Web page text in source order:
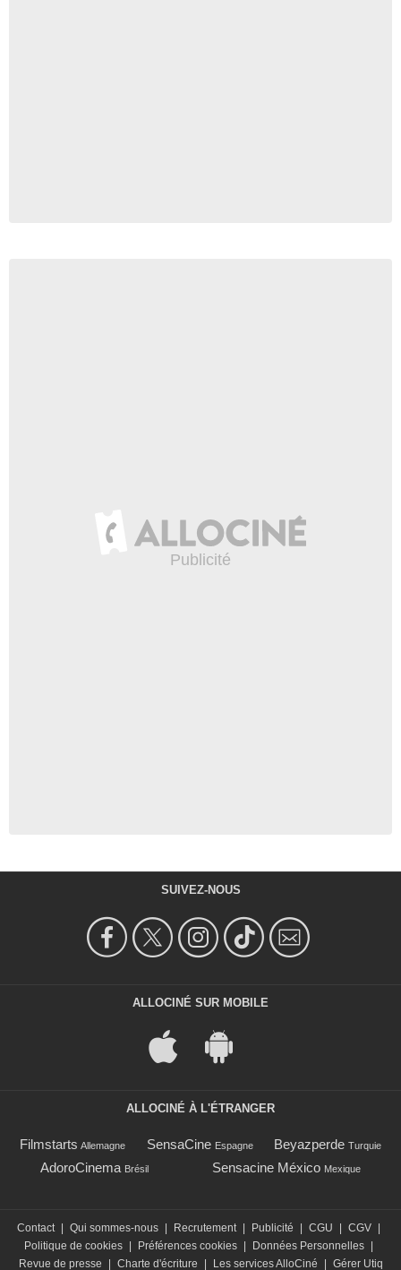
SUIVEZ-NOUS
ALLOCINÉ SUR MOBILE
ALLOCINÉ À L'ÉTRANGER
Filmstarts Allemagne SensaCine Espagne Beyazperde Turquie
AdoroCinema Brésil Sensacine México Mexique
Contact | Qui sommes-nous | Recrutement | Publicité | CGU | CGV |
Politique de cookies | Préférences cookies | Données Personnelles |
Revue de presse
| Charte d'écriture | Les services AlloCiné | Gérer Utiq